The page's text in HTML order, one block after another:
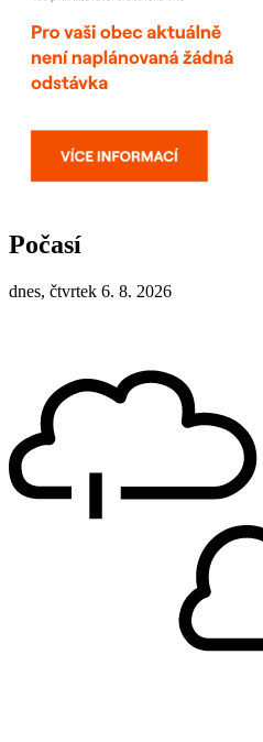
Počasí
dnes, čtvrtek 6. 8. 2026